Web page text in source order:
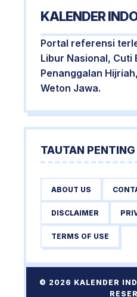
KALENDER
Portal referensi
Libur Nasional, Cuti
Penanggalan
Weton Jawa.
TAUTAN PENTING
ABOUT US
DISCLAIMER
TERMS OF USE
© 2026 KALENDER